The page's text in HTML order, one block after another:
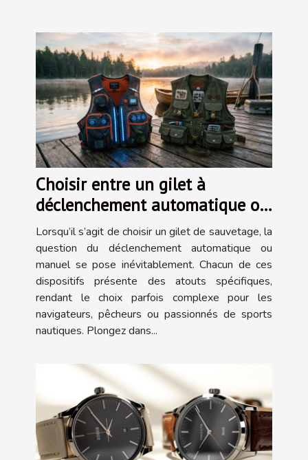
Choisir entre un gilet à
déclenchement automatique ou
manuel
Lorsqu’il s’agit de choisir un gilet de sauvetage, la
question du déclenchement automatique ou
manuel se pose inévitablement. Chacun de ces
dispositifs présente des atouts spécifiques,
rendant le choix parfois complexe pour les
navigateurs, pêcheurs ou passionnés de sports
nautiques. Plongez dans...